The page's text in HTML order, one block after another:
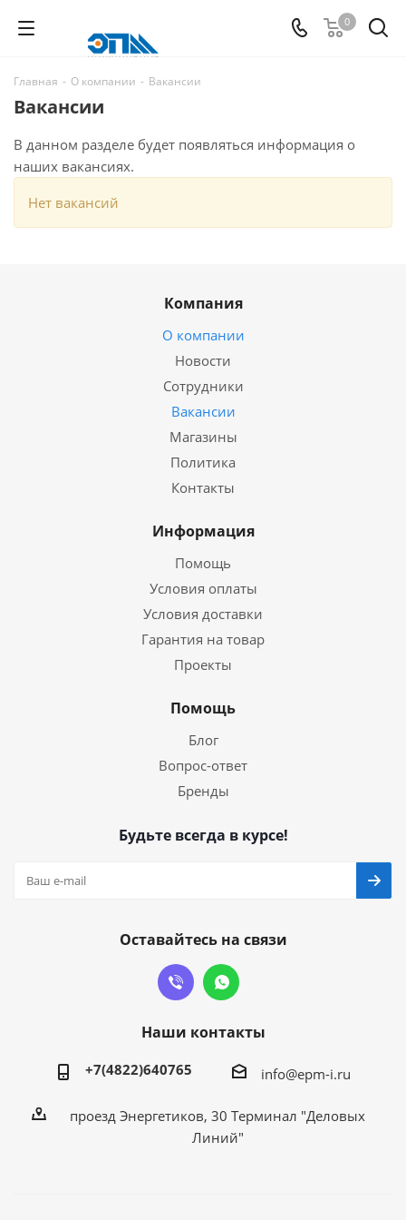
0
Главная - О компании - Вакансии
Вакансии
В данном разделе будет появляться информация о
наших вакансиях.
Нет вакансий
Компания
О компании
Новости
Сотрудники
Вакансии
Магазины
Политика
Контакты
Информация
Помощь
Условия оплаты
Условия доставки
Гарантия на товар
Проекты
Помощь
Блог
Вопрос-ответ
Бренды
Будьте всегда в курсе!
Оставайтесь на связи
Наши контакты
+7(4822)640765 info@epm-i.ru
проезд Энергетиков, 30 Терминал "Деловых
Линий"